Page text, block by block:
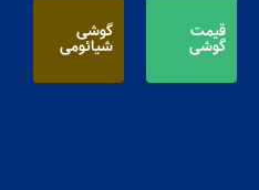
قیمت
گوشی
گوشی
شیائومی